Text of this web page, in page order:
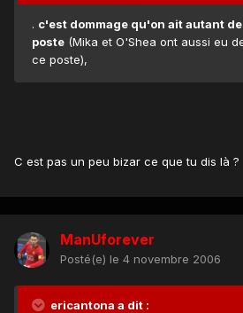
. c'est dommage qu'on ait autant
poste (Mika et O'Shea ont aussi eu
ce poste),
C est pas un peu bizar ce que tu dis là ?
ManUforever
Posté(e) le 4 novembre 2006
ericantona a dit :